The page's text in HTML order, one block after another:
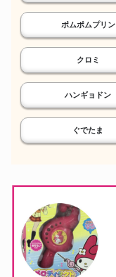
ポムポムプリン
クロミ
ハンギョドン
ぐでたま